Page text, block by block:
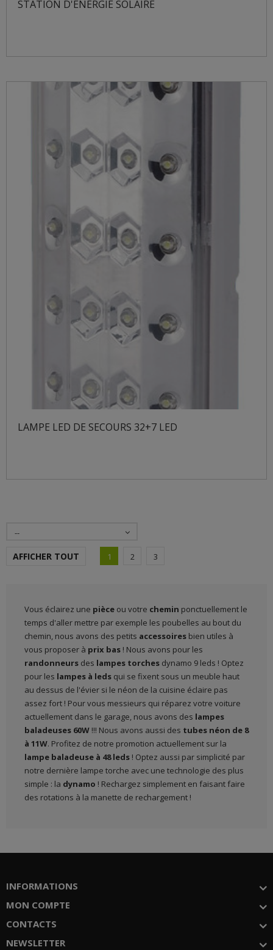
STATION D'ENERGIE SOLAIRE
LAMPE LED DE SECOURS 32+7 LED
--
AFFICHER TOUT 1 2 3
Vous éclairez une pièce ou votre chemin ponctuellement le
temps d'aller mettre par exemple les poubelles au bout du
chemin, nous avons des petits accessoires bien utiles à
vous proposer à prix bas ! Nous avons pour les
randonneurs des lampes torches dynamo 9 leds ! Optez
pour les lampes à leds qui se fixent sous un meuble haut
au dessus de l'évier si le néon de la cuisine éclaire pas
assez fort ! Pour vous messieurs qui réparez votre voiture
actuellement dans le garage, nous avons des lampes
baladeuses 60W !!! Nous avons aussi des tubes néon de 8
à 11W. Profitez de notre promotion actuellement sur la
lampe baladeuse à 48 leds ! Optez aussi par simplicité par
notre dernière lampe torche avec une technologie des plus
simple : la dynamo ! Rechargez simplement en faisant faire
des rotations à la manette de rechargement !
INFORMATIONS
MON COMPTE
CONTACTS
NEWSLETTER